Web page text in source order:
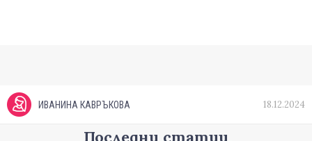
ИВАНИНА КАВРЪКОВА 18.12.2024
Последни статии